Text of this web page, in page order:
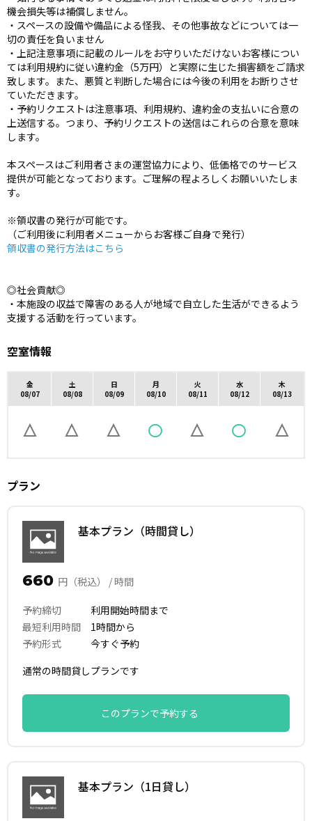
機会損失等は補償しません。
・スペースの設備や備品による怪我、その他事故などについては一
切の責任を負いません
・上記注意事項に記載のルールをお守りいただけないお客様につい
ては利用規約に従い違約金（5万円）と実際に生じた損害額をご請求
致します。また、悪質と判断した場合には今後の利用をお断りさせ
ていただきます。
・予約リクエストは注意事項、利用規約、違約金の支払いに合意の
上送信する。つまり、予約リクエストの送信はこれらの合意を意味
します。
本スペースはご利用者さまの運営協力により、低価格でのサービス
提供が可能となっております。ご理解の程よろしくお願いいたしま
す。
※領収書の発行が可能です。
（ご利用後に利用者メニューからお客様ご自身で発行）
領収書の発行方法はこちら
◎社会貢献◎
・本施設の収益で障害のある人が地域で自立した生活ができるよう
支援する活動を行っています。
空室情報
金
08/07
土
08/08
日
08/09
月
08/10
火
08/11
水
08/12
木
08/13
プラン
基本プラン（時間貸し）
660 円（税込） / 時間
予約締切 利用開始時間まで
最短利用時間 1時間から
予約形式 今すぐ予約
通常の時間貸しプランです
このプランで予約する
基本プラン（1日貸し）